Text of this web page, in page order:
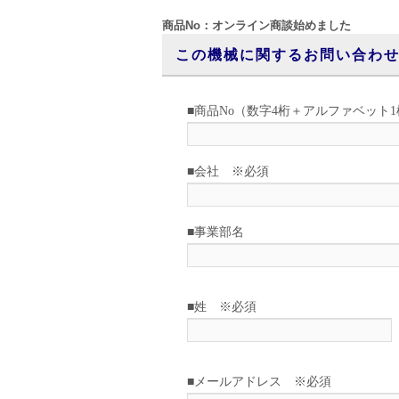
商品No：オンライン商談始めました
この機械に関するお問い合わせ